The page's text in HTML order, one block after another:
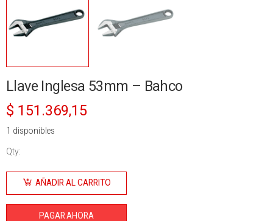
Llave Inglesa 53mm – Bahco
$ 151.369,15
1 disponibles
Qty:
Llave
Inglesa
Bahco
AÑADIR AL CARRITO
PAGAR AHORA